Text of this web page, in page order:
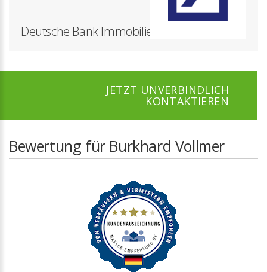
Deutsche Bank Immobilien GmbH
JETZT UNVERBINDLICH
KONTAKTIEREN
Bewertung für Burkhard Vollmer